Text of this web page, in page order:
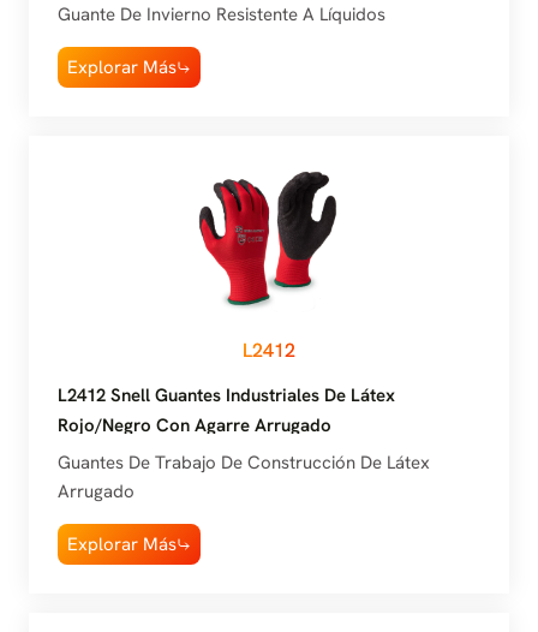
Guante De Invierno Resistente A Líquidos
Explorar Más
L2412
L2412 Snell Guantes Industriales De Látex
Rojo/Negro Con Agarre Arrugado
Guantes De Trabajo De Construcción De Látex
Arrugado
Explorar Más